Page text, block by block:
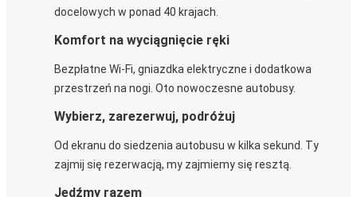
docelowych w ponad 40 krajach.
Komfort na wyciągnięcie ręki
Bezpłatne Wi-Fi, gniazdka elektryczne i dodatkowa
przestrzeń na nogi. Oto nowoczesne autobusy.
Wybierz, zarezerwuj, podróżuj
Od ekranu do siedzenia autobusu w kilka sekund. Ty
zajmij się rezerwacją, my zajmiemy się resztą.
Jedźmy razem